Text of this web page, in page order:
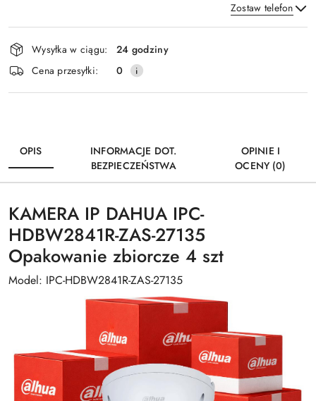
Zostaw telefon
Wyślij
Dostępność
i
dostawa
Wysyłka w ciągu:
24 godziny
Cena przesyłki:
0
OPIS
INFORMACJE DOT.
BEZPIECZEŃSTWA
OPINIE I
OCENY (0)
KAMERA IP DAHUA IPC-
HDBW2841R-ZAS-27135
Opakowanie zbiorcze 4 szt
Model: IPC-HDBW2841R-ZAS-27135